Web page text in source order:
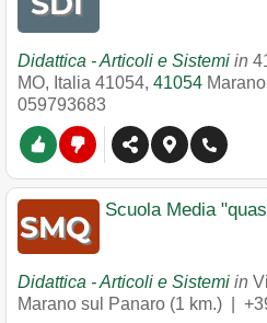
Didattica - Articoli e Sistemi in
MO, Italia 41054, 41054
059793683
Scuola Media
Didattica - Articoli e Sistemi in
Marano sul Panaro (1 km.) |